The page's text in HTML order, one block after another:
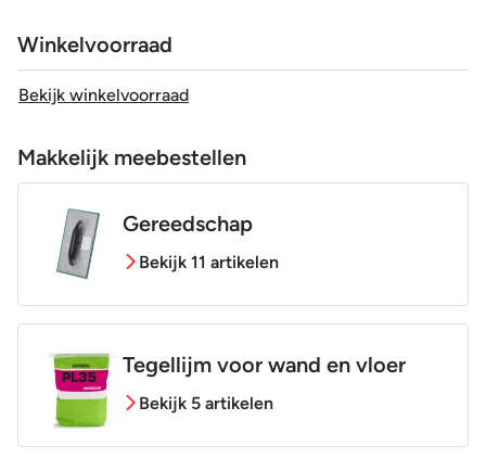
Winkelvoorraad
Bekijk winkelvoorraad
Makkelijk meebestellen
Gereedschap
Bekijk 11 artikelen
Tegellijm voor wand en vloer
Bekijk 5 artikelen